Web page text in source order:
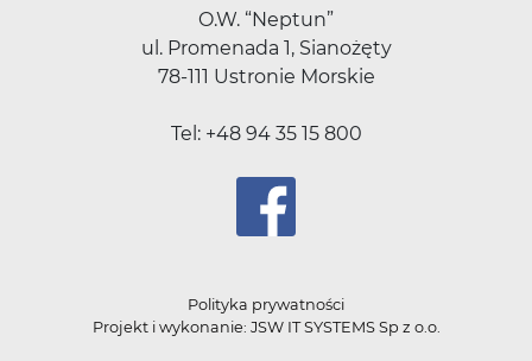
O.W. “Neptun”
ul. Promenada 1, Sianożęty
78-111 Ustronie Morskie
Tel: +48 94 35 15 800
Polityka prywatności
Projekt i wykonanie: JSW IT SYSTEMS Sp z o.o.